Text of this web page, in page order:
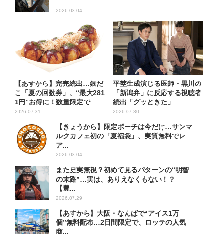
2026.08.04
【あすから】完売続出…銀だ
こ「夏の回数券」、“最大281
1円”お得に！数量限定で
2026.07.31
平埜生成演じる医師・黒川の
「新潟弁」に反応する視聴者
続出「グッときた」
2026.07.30
【きょうから】限定ポーチは今だけ…サンマ
ルクカフェ初の「夏福袋」、実質無料でレ
ア...
2026.08.04
また史実無視？初めて見るパターンの“明智
の末路”…実は、ありえなくもない！？
【豊...
2026.07.29
【あすから】大阪・なんばで“アイス1万
個”無料配布…2日間限定で、ロッテの人気
商...